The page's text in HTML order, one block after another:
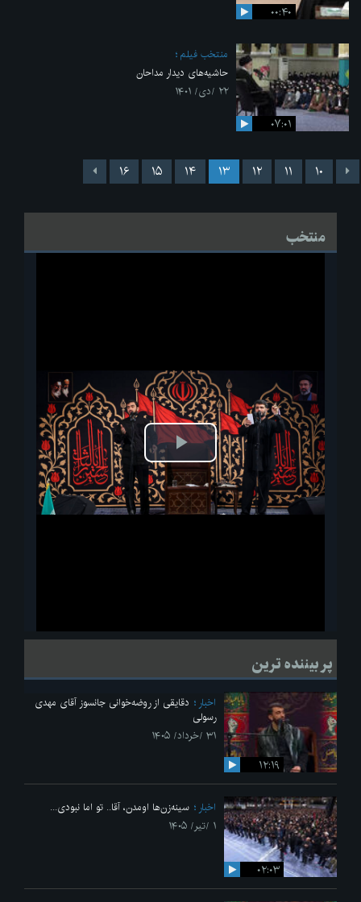
۰۰:۴۰
۰۷:۰۱
منتخب فیلم
حاشیه‌های دیدار مداحان
۲۲ /دی/ ۱۴۰۱
۱۰ ۱۱ ۱۲ ۱۳ ۱۴ ۱۵ ۱۶
منتخب
پخش
ویدیو
لحظاتی از قرائت زیارت اربعین امام حسین(ع) در مراسم عزاداری هیئات
پر بیننده ترین
۱۲:۱۹
اخبار
دقایقی از روضه‌خوانی جانسوز آقای مهدی
رسولی
۳۱ /خرداد/ ۱۴۰۵
۰۲:۰۳
اخبار
سینه‌زن‌ها اومدن،‌ آقا.. تو اما نبودی...
۱ /تیر/ ۱۴۰۵